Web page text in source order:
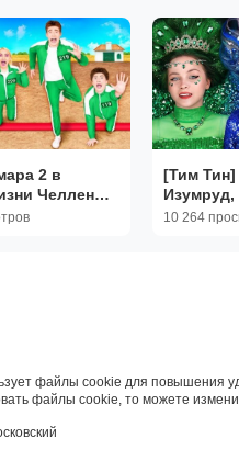
2 в
Челлендж
Выиграть в
[Тим
Изумруд,
10 264
файлы cookie для повышения
файлы cookie, то можете